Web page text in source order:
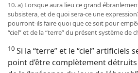
10. a) Lorsque aura lieu ce grand
subsistera, et de quoi sera-​ce une
pourront-​ils faire quoi que ce soit pour
“ciel” et de la “terre” du présent système de
10 Si la “terre” et le “ciel” artificiels
point d’être complètement